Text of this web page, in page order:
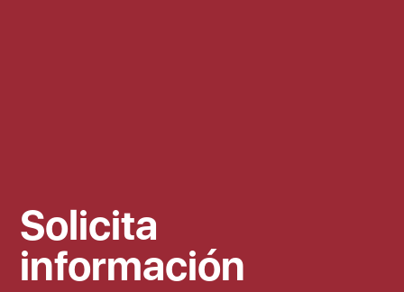
Solicita
información